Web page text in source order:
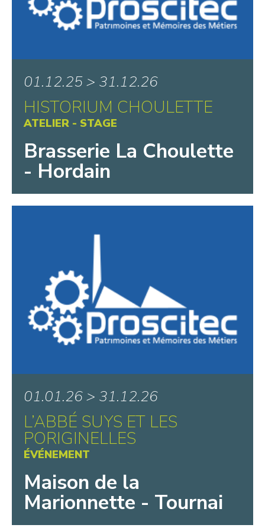
TAMAT, Musée de la Tapisserie et
des Arts Textiles
Tracteurs en Weppes
Village des Métiers d’Antan et
Musée Motobecane
01.12.25 > 31.12.26
HISTORIUM CHOULETTE
ATELIER - STAGE
Brasserie La Choulette
- Hordain
01.01.26 > 31.12.26
L’ABBÉ SUYS ET LES
PORIGINELLES
ÉVÉNEMENT
Maison de la
Marionnette - Tournai